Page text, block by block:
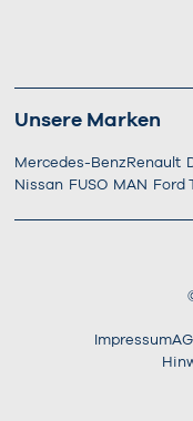
Unsere Marken
Mercedes-Benz Renault
Nissan FUSO MAN Ford
Impressum